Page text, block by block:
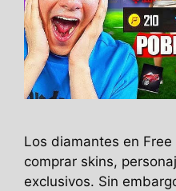
Los diamantes en
comprar skins,
exclusivos. Sin